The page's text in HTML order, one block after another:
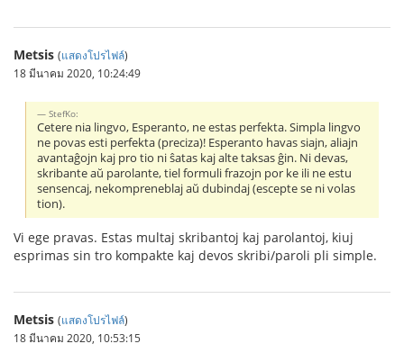
Metsis (แสดงโปรไฟล์)
18 มีนาคม 2020, 10:24:49
StefKo:
Cetere nia lingvo, Esperanto, ne estas perfekta. Simpla lingvo
ne povas esti perfekta (preciza)! Esperanto havas siajn, aliajn
avantaĝojn kaj pro tio ni ŝatas kaj alte taksas ĝin. Ni devas,
skribante aŭ parolante, tiel formuli frazojn por ke ili ne estu
sensencaj, nekompreneblaj aŭ dubindaj (escepte se ni volas
tion).
Vi ege pravas. Estas multaj skribantoj kaj parolantoj, kiuj
esprimas sin tro kompakte kaj devos skribi/paroli pli simple.
Metsis (แสดงโปรไฟล์)
18 มีนาคม 2020, 10:53:15